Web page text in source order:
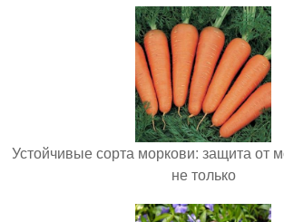
Устойчивые сорта моркови: защита от
не только